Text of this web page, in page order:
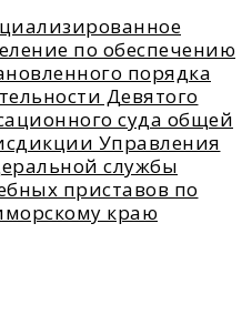
по обеспечению
порядка
Девятого
суда общей
Управления
службы
приставов по
краю